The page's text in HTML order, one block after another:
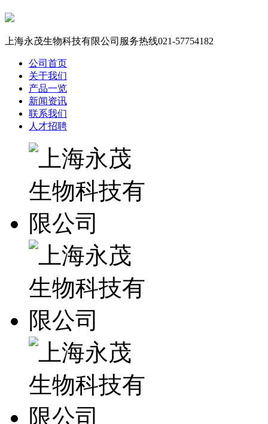
上海永茂生物科技有限公司服务热线021-57754182
公司首页
关于我们
产品一览
新闻资讯
联系我们
人才招聘